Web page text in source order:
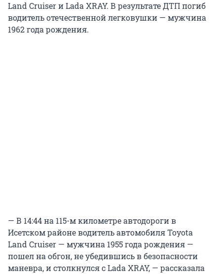
Land Cruiser и Lada XRAY. В результате ДТП погиб
водитель отечественной легковушки — мужчина
1962 года рождения.
— В 14:44 на 115-м километре автодороги в
Исетском районе водитель автомобиля Toyota
Land Cruiser — мужчина 1955 года рождения —
пошел на обгон, не убедившись в безопасности
маневра, и столкнулся с Lada XRAY, — рассказала